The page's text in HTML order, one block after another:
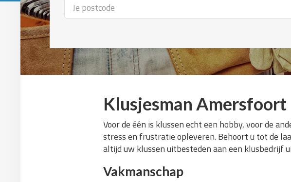
Klusjesman Amersfoort
Voor de één is klussen echt een hobby, voor de
stress en frustratie opleveren. Behoort u tot de
altijd uw klussen uitbesteden aan een klusbedrijf
Vakmanschap